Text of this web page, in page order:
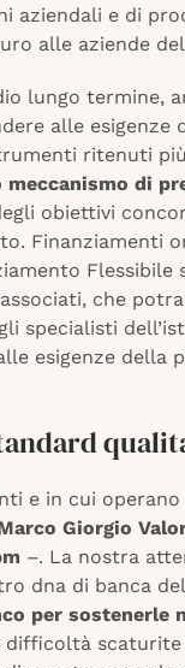
aziendali e di
alle aziende
lungo termine,
alle esigenze
ritenuti
meccanismo di
obiettivi
Finanziamenti
Flessibile
che
specialisti
esigenze della
e in cui
Giorgio
–. La nostra
dna di banca
per sostenerle
difficoltà scaturite